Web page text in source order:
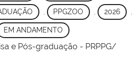
, PPGZOO , 2026 ,
EM ANDAMENTO
e Pós-graduação - PRPPG/